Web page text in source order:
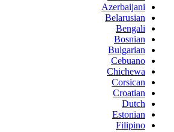
Azerbaijani
Belarusian
Bengali
Bosnian
Bulgarian
Cebuano
Chichewa
Corsican
Croatian
Dutch
Estonian
Filipino